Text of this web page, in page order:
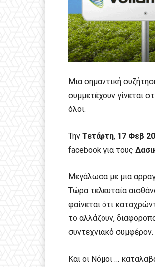
Μια σημαντική
συμμετέχουν γίνεται
όλοι.
Την Τετάρτη, 17 Φεβ
facebook για τους
Μεγάλωσα με μια
Τώρα τελευταία
φαίνεται ότι
το αλλάζουν,
συντεχνιακό συμφέρον.
Και οι Νόμοι …